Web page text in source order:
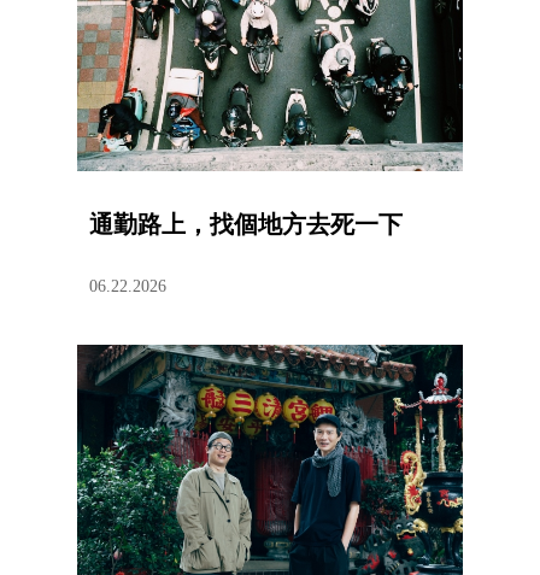
通勤路上，找個地方去死一下
06.22.2026